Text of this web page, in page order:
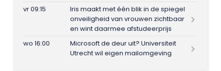
vr 09:15
Iris maakt met één blik in de spiegel
onveiligheid van vrouwen zichtbaar
en wint daarmee afstudeerprijs
wo 16:00
Microsoft de deur uit? Universiteit
Utrecht wil eigen mailomgeving